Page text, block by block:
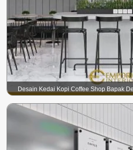
Desain Kedai Kopi Coffee Shop Bapak